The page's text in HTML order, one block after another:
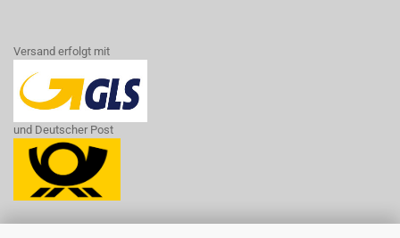
​Versand erfolgt mit
und Deutscher Post